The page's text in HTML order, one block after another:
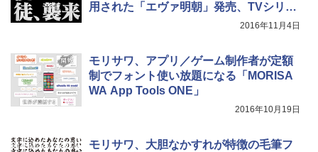
用された「エヴァ明朝」発売、TVシリー
2016年11月4日
モリサワ、アプリ／ゲーム制作者が定額
制でフォント使い放題になる「MORISA
WA App Tools ONE」
2016年10月19日
モリサワ、大胆なかすれが特徴の毛筆フ